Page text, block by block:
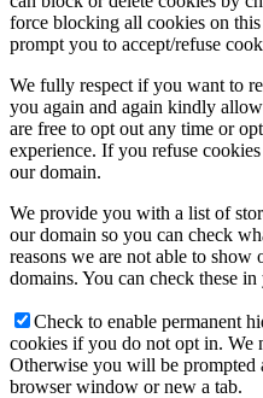
force blocking all cookies on
prompt you to accept/refuse
We fully respect if you want to
you again and again kindly
are free to opt out any time or
experience. If you refuse
our domain.
We provide you with a list of
our domain so you can check
reasons we are not able to
domains. You can check these
Check to enable permanent
cookies if you do not opt in. We
Otherwise you will be prompted
browser window or new a tab.